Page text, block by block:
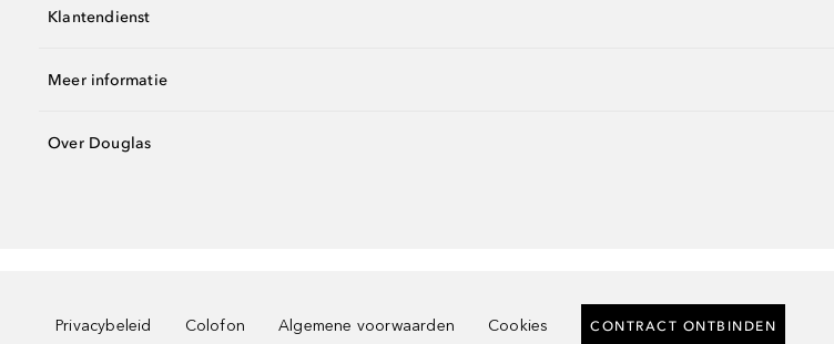
Klantendienst
Meer informatie
Over Douglas
Privacybeleid Colofon Algemene voorwaarden Cookies CONTRACT ONTBINDEN